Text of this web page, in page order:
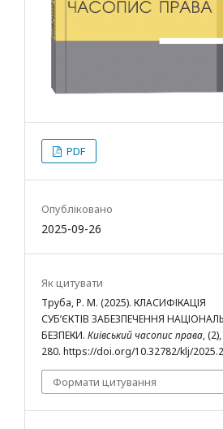
PDF
Опубліковано
2025-09-26
Як цитувати
Труба, Р. М. (2025). КЛАСИФІКАЦІЯ
СУБ’ЄКТІВ ЗАБЕЗПЕЧЕННЯ
БЕЗПЕКИ. Київський часопис права,
280. https://doi.org/10.32782/klj/
Формати цитування